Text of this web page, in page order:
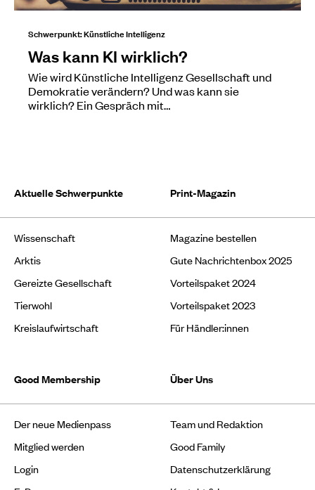
Schwerpunkt: Künstliche Intelligenz
Was kann KI wirklich?
Wie wird Künstliche Intelligenz Gesellschaft und
Demokratie verändern? Und was kann sie
wirklich? Ein Gespräch mit…
Aktuelle Schwerpunkte
Wissenschaft
Arktis
Gereizte Gesellschaft
Tierwohl
Kreislaufwirtschaft
Print-Magazin
Magazine bestellen
Gute Nachrichtenbox 2025
Vorteilspaket 2024
Vorteilspaket 2023
Für Händler:innen
Good Membership
Der neue Medienpass
Mitglied werden
Login
Über Uns
Team und Redaktion
Good Family
Datenschutzerklärung